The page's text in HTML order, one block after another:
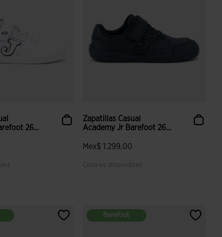
26
Zapatillas Casual
Academy Jr Barefoot 26
Mex$ 1.299,00
Colores disponibles
Barefoot
Barefoot